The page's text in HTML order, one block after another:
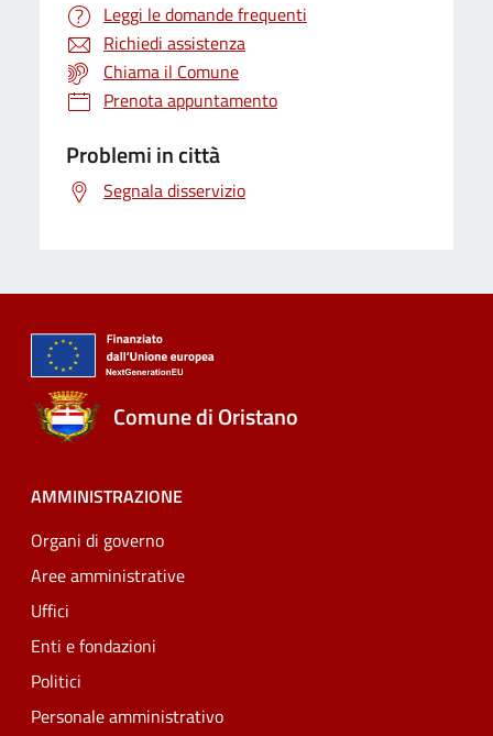
Leggi le domande frequenti
Richiedi assistenza
Chiama il Comune
Prenota appuntamento
Problemi in città
Segnala disservizio
Comune di Oristano
AMMINISTRAZIONE
Organi di governo
Aree amministrative
Uffici
Enti e fondazioni
Politici
Personale amministrativo